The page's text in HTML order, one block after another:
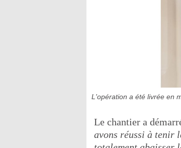
L'opération a été livrée en
Le chantier a
avons réussi à tenir